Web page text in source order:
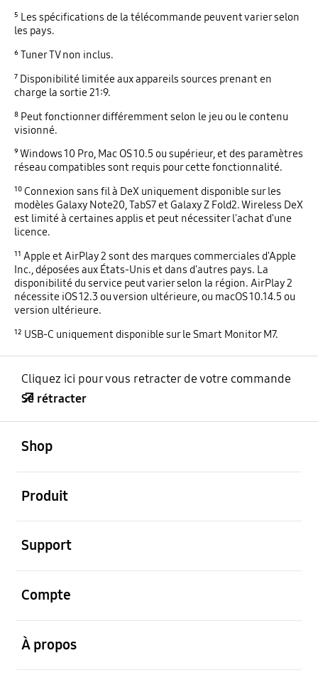
⁵ Les spécifications de la télécommande peuvent varier selon
les pays.
⁶ Tuner TV non inclus.
⁷ Disponibilité limitée aux appareils sources prenant en
charge la sortie 21:9.
⁸ Peut fonctionner différemment selon le jeu ou le contenu
visionné.
⁹ Windows 10 Pro, Mac OS 10.5 ou supérieur, et des paramètres
réseau compatibles sont requis pour cette fonctionnalité.
¹⁰ Connexion sans fil à DeX uniquement disponible sur les
modèles Galaxy Note20, TabS7 et Galaxy Z Fold2. Wireless DeX
est limité à certaines applis et peut nécessiter l'achat d'une
licence.
¹¹ Apple et AirPlay 2 sont des marques commerciales d'Apple
Inc., déposées aux États-Unis et dans d'autres pays. La
disponibilité du service peut varier selon la région. AirPlay 2
nécessite iOS 12.3 ou version ultérieure, ou macOS 10.14.5 ou
version ultérieure.
¹² USB-C uniquement disponible sur le Smart Monitor M7.
Cliquez ici pour vous retracter de votre commande
Se rétracter
Shop
Produit
Support
Compte
À propos